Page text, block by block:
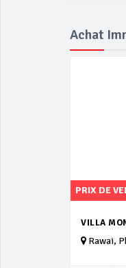
Achat
PRIX DE
VILLA
Rawai,